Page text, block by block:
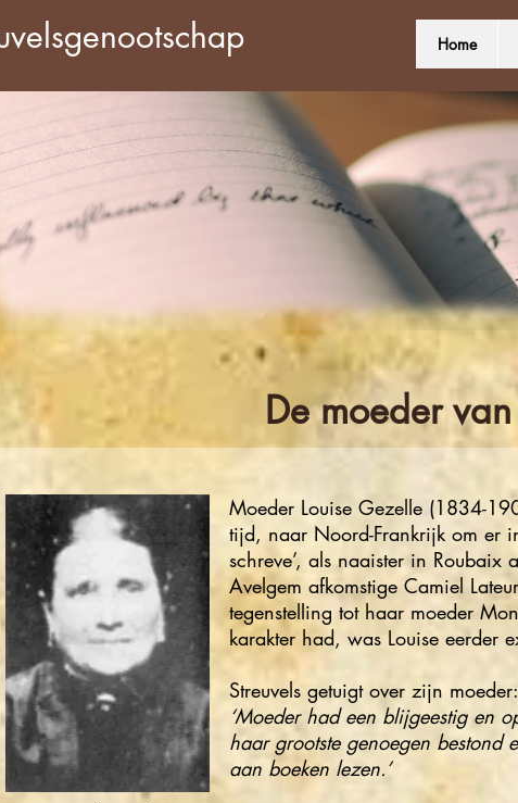
Home
De moeder
Moeder Louise Gezelle (1834-
tijd, naar Noord-Frankrijk om er
schreve’, als naaister in
Avelgem afkomstige Camiel
tegenstelling tot haar moeder
karakter had, was Louise eerder
Streuvels getuigt over zijn moeder:
‘Moeder had een blijgeestig en
haar grootste genoegen bestond
aan boeken lezen.’